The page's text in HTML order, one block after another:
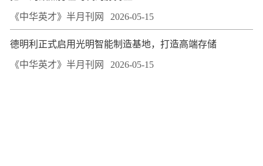
《中华英才》半月刊网 2026-05-15
德明利正式启用光明智能制造基地，打造高端存储
《中华英才》半月刊网 2026-05-15